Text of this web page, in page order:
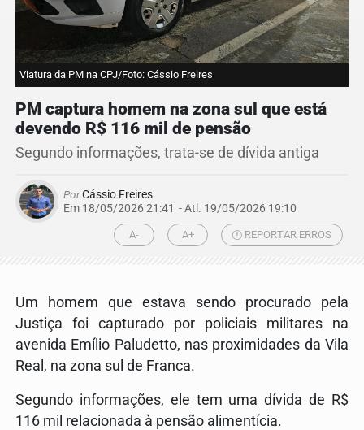
Viatura da PM na CPJ/Foto: Cássio Freires
PM captura homem na zona sul que está
devendo R$ 116 mil de pensão
Segundo informações, trata-se de dívida antiga
PorCássio Freires
Em 18/05/2026 21:41 - Atl. 19/05/2026 19:10
A- A+ REPORTAR ERROS
Um homem que estava sendo procurado pela
Justiça foi capturado por policiais militares na
avenida Emílio Paludetto, nas proximidades da Vila
Real, na zona sul de Franca.
Segundo informações, ele tem uma dívida de R$
116 mil relacionada à pensão alimentícia.